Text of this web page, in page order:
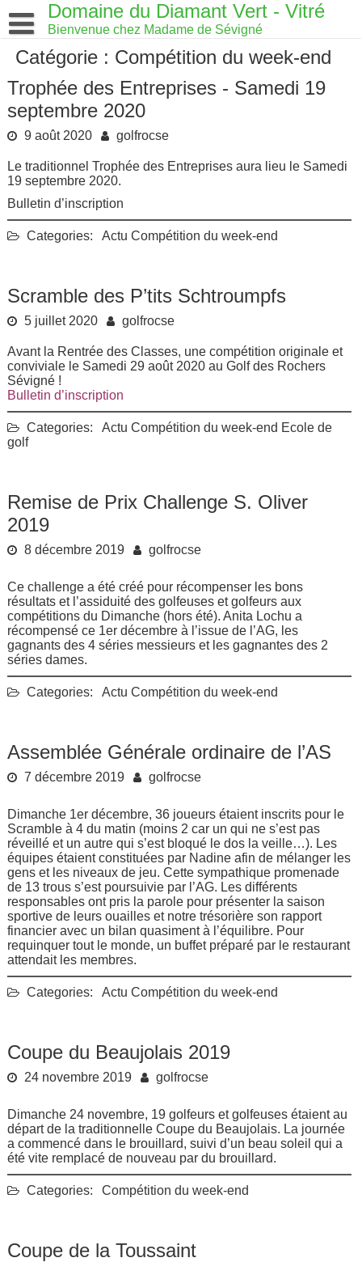
to
content
Domaine du Diamant Vert - Vitré
Bienvenue chez Madame de Sévigné
Catégorie : Compétition du week-end
Trophée des Entreprises - Samedi 19
septembre 2020
9 août 2020 golfrocse
Le traditionnel Trophée des Entreprises aura lieu le Samedi
19 septembre 2020.
Bulletin d’inscription
Categories: Actu Compétition du week-end
Scramble des P’tits Schtroumpfs
5 juillet 2020 golfrocse
Avant la Rentrée des Classes, une compétition originale et
conviviale le Samedi 29 août 2020 au Golf des Rochers
Sévigné !
Bulletin d’inscription
Categories: Actu Compétition du week-end Ecole de
golf
Remise de Prix Challenge S. Oliver
2019
8 décembre 2019 golfrocse
Ce challenge a été créé pour récompenser les bons
résultats et l’assiduité des golfeuses et golfeurs aux
compétitions du Dimanche (hors été). Anita Lochu a
récompensé ce 1er décembre à l’issue de l’AG, les
gagnants des 4 séries messieurs et les gagnantes des 2
séries dames.
Categories: Actu Compétition du week-end
Assemblée Générale ordinaire de l’AS
7 décembre 2019 golfrocse
Dimanche 1er décembre, 36 joueurs étaient inscrits pour le
Scramble à 4 du matin (moins 2 car un qui ne s’est pas
réveillé et un autre qui s’est bloqué le dos la veille…). Les
équipes étaient constituées par Nadine afin de mélanger les
gens et les niveaux de jeu. Cette sympathique promenade
de 13 trous s’est poursuivie par l’AG. Les différents
responsables ont pris la parole pour présenter la saison
sportive de leurs ouailles et notre trésorière son rapport
financier avec un bilan quasiment à l’équilibre. Pour
requinquer tout le monde, un buffet préparé par le restaurant
attendait les membres.
Categories: Actu Compétition du week-end
Coupe du Beaujolais 2019
24 novembre 2019 golfrocse
Dimanche 24 novembre, 19 golfeurs et golfeuses étaient au
départ de la traditionnelle Coupe du Beaujolais. La journée
a commencé dans le brouillard, suivi d’un beau soleil qui a
été vite remplacé de nouveau par du brouillard.
Categories: Compétition du week-end
Coupe de la Toussaint